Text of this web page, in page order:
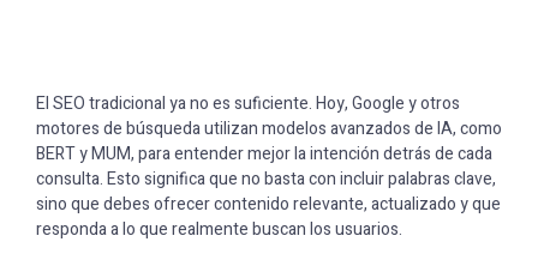
El SEO tradicional ya no es suficiente. Hoy, Google y otros
motores de búsqueda utilizan modelos avanzados de IA, como
BERT y MUM, para entender mejor la intención detrás de cada
consulta. Esto significa que no basta con incluir palabras clave,
sino que debes ofrecer contenido relevante, actualizado y que
responda a lo que realmente buscan los usuarios.